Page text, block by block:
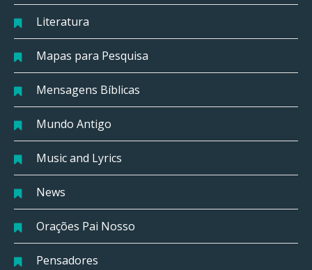
Literatura
Mapas para Pesquisa
Mensagens Bíblicas
Mundo Antigo
Music and Lyrics
News
Orações Pai Nosso
Pensadores